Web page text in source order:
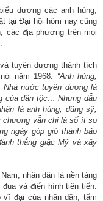
dương các anh hùng,
tại Đại hội hôm nay cũng
các địa phương trên mọi
tuyên dương thành tích
năm 1968: “Anh hùng,
nước tuyên dương là
của dân tộc… Nhưng dẫu
là anh hùng, dũng sỹ,
chương vẫn chỉ là số ít so
ngày góp gió thành bão
thắng giặc Mỹ và xây
nhân dân là nền tảng
và điển hình tiên tiến.
đại của nhân dân, tấm